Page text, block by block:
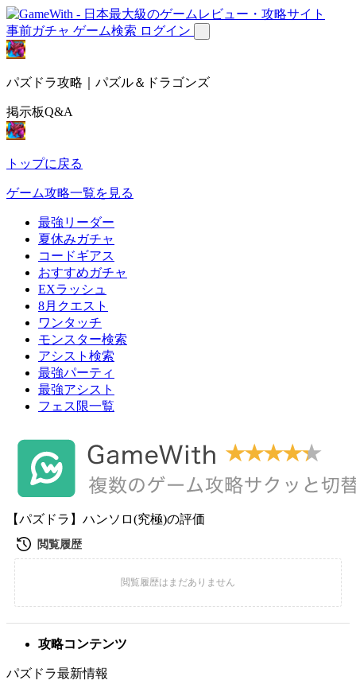
事前ガチャ ゲーム検索 ログイン
パズドラ攻略｜パズル＆ドラゴンズ
掲示板Q&A
トップに戻る
ゲーム攻略一覧を見る
最強リーダー
夏休みガチャ
コードギアス
おすすめガチャ
EXラッシュ
8月クエスト
ワンタッチ
モンスター検索
アシスト検索
最強パーティ
最強アシスト
フェス限一覧
【パズドラ】ハンソロ(究極)の評価
攻略コンテンツ
パズドラ最新情報